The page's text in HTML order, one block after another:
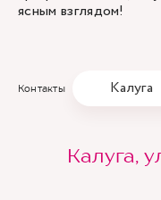
ясным взглядом!
Контакты Калуга
Калуга,